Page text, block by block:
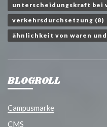
unterscheidungskraft bei
verkehrsdurchsetzung (8)
ähnlichkeit von waren
BLOGROLL
Campusmarke
CMS